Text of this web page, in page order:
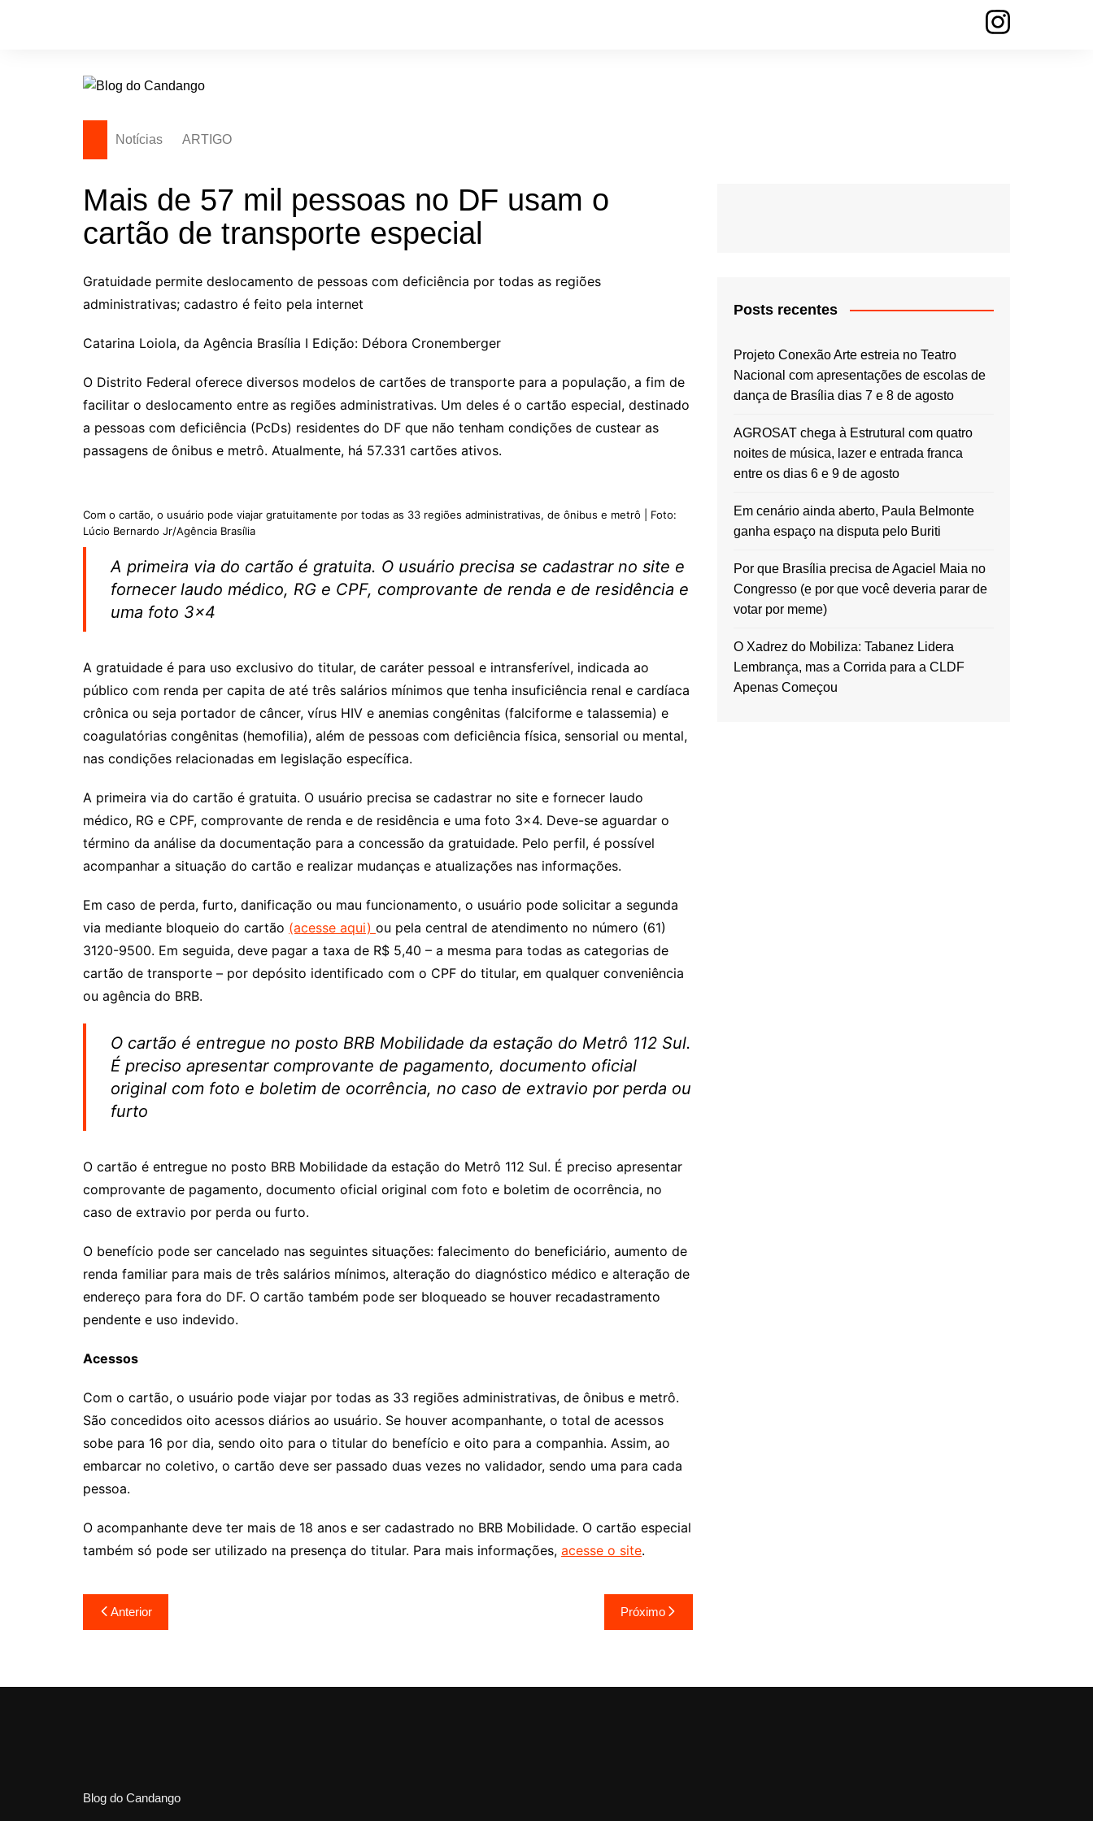
Notícias ARTIGO
Mais de 57 mil pessoas no DF usam o
cartão de transporte especial
Gratuidade permite deslocamento de pessoas com deficiência por todas as regiões
administrativas; cadastro é feito pela internet
Catarina Loiola, da Agência Brasília I Edição: Débora Cronemberger
O Distrito Federal oferece diversos modelos de cartões de transporte para a população, a fim de
facilitar o deslocamento entre as regiões administrativas. Um deles é o cartão especial, destinado
a pessoas com deficiência (PcDs) residentes do DF que não tenham condições de custear as
passagens de ônibus e metrô. Atualmente, há 57.331 cartões ativos.
Com o cartão, o usuário pode viajar gratuitamente por todas as 33 regiões administrativas, de ônibus e metrô | Foto:
Lúcio Bernardo Jr/Agência Brasília
A primeira via do cartão é gratuita. O usuário precisa se cadastrar no site e
fornecer laudo médico, RG e CPF, comprovante de renda e de residência e
uma foto 3×4
A gratuidade é para uso exclusivo do titular, de caráter pessoal e intransferível, indicada ao
público com renda per capita de até três salários mínimos que tenha insuficiência renal e cardíaca
crônica ou seja portador de câncer, vírus HIV e anemias congênitas (falciforme e talassemia) e
coagulatórias congênitas (hemofilia), além de pessoas com deficiência física, sensorial ou mental,
nas condições relacionadas em legislação específica.
A primeira via do cartão é gratuita. O usuário precisa se cadastrar no site e fornecer laudo
médico, RG e CPF, comprovante de renda e de residência e uma foto 3×4. Deve-se aguardar o
término da análise da documentação para a concessão da gratuidade. Pelo perfil, é possível
acompanhar a situação do cartão e realizar mudanças e atualizações nas informações.
Em caso de perda, furto, danificação ou mau funcionamento, o usuário pode solicitar a segunda
via mediante bloqueio do cartão (acesse aqui) ou pela central de atendimento no número (61)
3120-9500. Em seguida, deve pagar a taxa de R$ 5,40 – a mesma para todas as categorias de
cartão de transporte – por depósito identificado com o CPF do titular, em qualquer conveniência
ou agência do BRB.
O cartão é entregue no posto BRB Mobilidade da estação do Metrô 112 Sul.
É preciso apresentar comprovante de pagamento, documento oficial
original com foto e boletim de ocorrência, no caso de extravio por perda ou
furto
O cartão é entregue no posto BRB Mobilidade da estação do Metrô 112 Sul. É preciso apresentar
comprovante de pagamento, documento oficial original com foto e boletim de ocorrência, no
caso de extravio por perda ou furto.
O benefício pode ser cancelado nas seguintes situações: falecimento do beneficiário, aumento de
renda familiar para mais de três salários mínimos, alteração do diagnóstico médico e alteração de
endereço para fora do DF. O cartão também pode ser bloqueado se houver recadastramento
pendente e uso indevido.
Acessos
Com o cartão, o usuário pode viajar por todas as 33 regiões administrativas, de ônibus e metrô.
São concedidos oito acessos diários ao usuário. Se houver acompanhante, o total de acessos
sobe para 16 por dia, sendo oito para o titular do benefício e oito para a companhia. Assim, ao
embarcar no coletivo, o cartão deve ser passado duas vezes no validador, sendo uma para cada
pessoa.
O acompanhante deve ter mais de 18 anos e ser cadastrado no BRB Mobilidade. O cartão especial
também só pode ser utilizado na presença do titular. Para mais informações, acesse o site.
Navegação
de
Anterior Próximo
Posts recentes
Projeto Conexão Arte estreia no Teatro
Nacional com apresentações de escolas de
dança de Brasília dias 7 e 8 de agosto
AGROSAT chega à Estrutural com quatro
noites de música, lazer e entrada franca
entre os dias 6 e 9 de agosto
Em cenário ainda aberto, Paula Belmonte
ganha espaço na disputa pelo Buriti
Por que Brasília precisa de Agaciel Maia no
Congresso (e por que você deveria parar de
votar por meme)
O Xadrez do Mobiliza: Tabanez Lidera
Lembrança, mas a Corrida para a CLDF
Apenas Começou
Blog do Candango